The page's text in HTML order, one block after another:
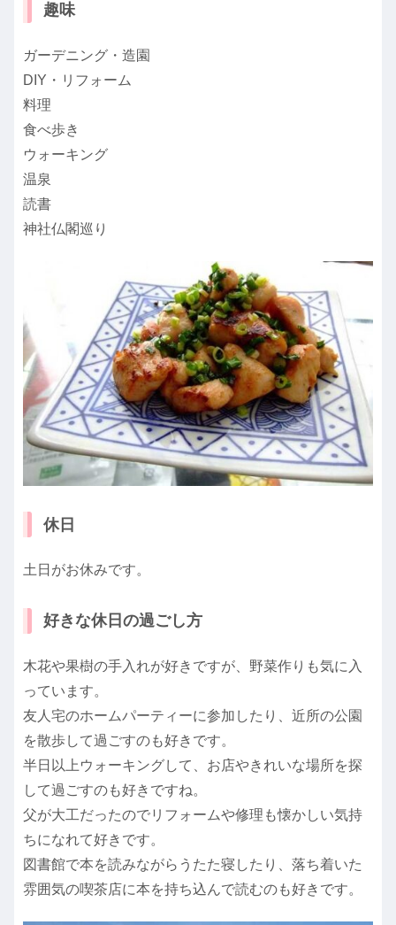
趣味
ガーデニング・造園
DIY・リフォーム
料理
食べ歩き
ウォーキング
温泉
読書
神社仏閣巡り
休日
土日がお休みです。
好きな休日の過ごし方
木花や果樹の手入れが好きですが、野菜作りも気に入
っています。
友人宅のホームパーティーに参加したり、近所の公園
を散歩して過ごすのも好きです。
半日以上ウォーキングして、お店やきれいな場所を探
して過ごすのも好きですね。
父が大工だったのでリフォームや修理も懐かしい気持
ちになれて好きです。
図書館で本を読みながらうたた寝したり、落ち着いた
雰囲気の喫茶店に本を持ち込んで読むのも好きです。